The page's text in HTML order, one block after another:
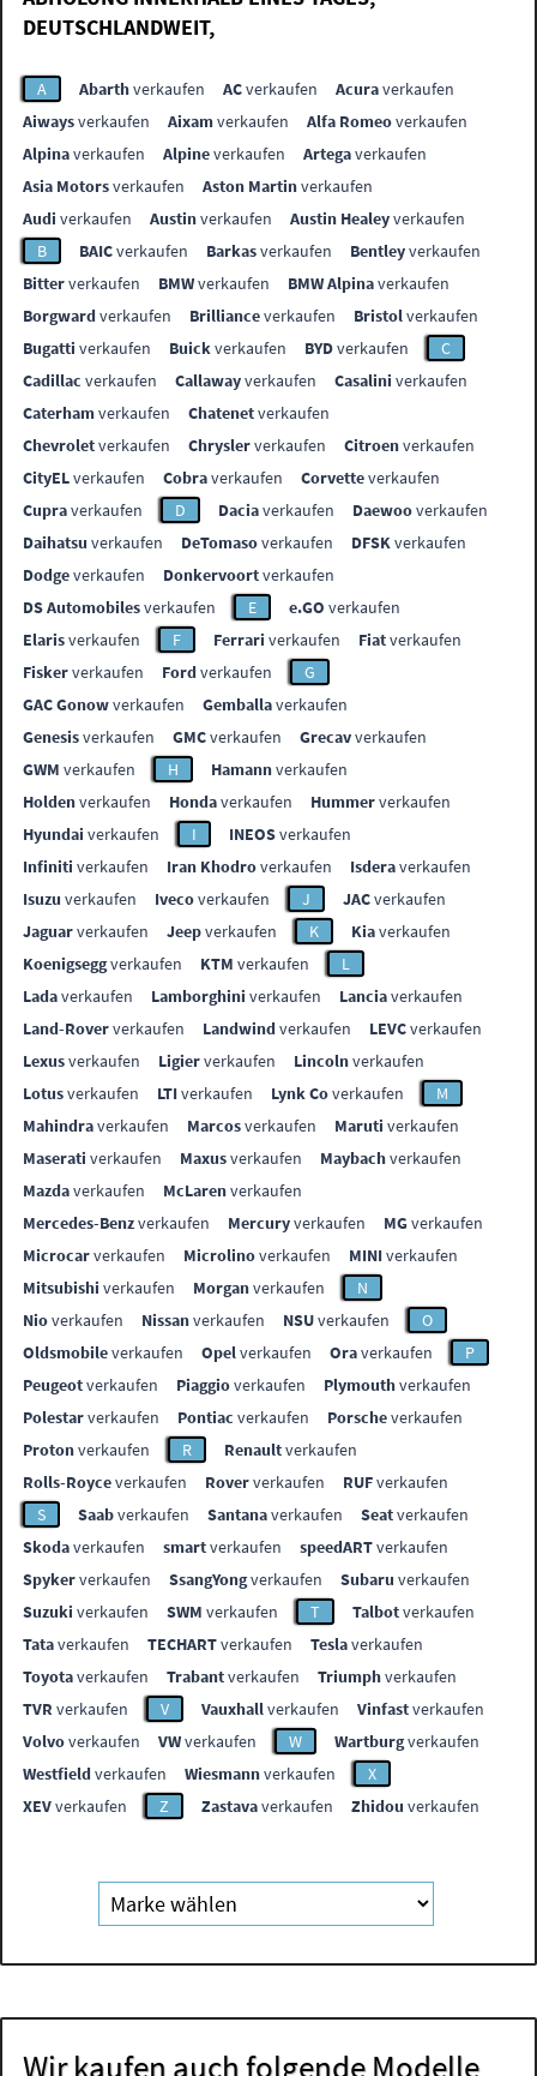
DEUTSCHLANDWEIT,
A Abarthverkaufen ACverkaufen Acuraverkaufen
Aiwaysverkaufen Aixamverkaufen Alfa Romeoverkaufen
Alpinaverkaufen Alpineverkaufen Artegaverkaufen
Asia Motorsverkaufen Aston Martinverkaufen
Audi verkaufen Austinverkaufen Austin Healeyverkaufen
B
BAICverkaufen Barkasverkaufen Bentleyverkaufen
Bitterverkaufen BMWverkaufen BMW Alpinaverkaufen
Borgwardverkaufen Brillianceverkaufen Bristolverkaufen
Bugatti verkaufen Buickverkaufen BYDverkaufen
C
Cadillac verkaufen Callawayverkaufen Casalini verkaufen
Caterhamverkaufen Chatenetverkaufen
Chevroletverkaufen Chryslerverkaufen Citroenverkaufen
CityELverkaufen Cobraverkaufen Corvetteverkaufen
Cupraverkaufen D Daciaverkaufen Daewooverkaufen
Daihatsu verkaufen DeTomasoverkaufen DFSKverkaufen
Dodgeverkaufen Donkervoortverkaufen
DS Automobilesverkaufen E e.GO verkaufen
Elarisverkaufen F Ferrari verkaufen Fiatverkaufen
Fiskerverkaufen Fordverkaufen
G
GAC Gonowverkaufen Gemballaverkaufen
Genesisverkaufen GMCverkaufen Grecavverkaufen
GWM verkaufen H Hamannverkaufen
Holdenverkaufen Hondaverkaufen Hummerverkaufen
Hyundai verkaufen I INEOSverkaufen
Infiniti verkaufen Iran Khodroverkaufen Isderaverkaufen
Isuzu verkaufen Ivecoverkaufen J JACverkaufen
Jaguarverkaufen Jeepverkaufen K Kiaverkaufen
Koenigseggverkaufen KTM verkaufen
L
Ladaverkaufen Lamborghini verkaufen Lanciaverkaufen
Land-Roververkaufen Landwindverkaufen LEVCverkaufen
Lexusverkaufen Ligierverkaufen Lincolnverkaufen
Lotusverkaufen LTIverkaufen Lynk Coverkaufen
M
Mahindraverkaufen Marcosverkaufen Maruti verkaufen
Maserati verkaufen Maxusverkaufen Maybachverkaufen
Mazdaverkaufen McLarenverkaufen
Mercedes-Benzverkaufen Mercuryverkaufen MGverkaufen
Microcarverkaufen Microlinoverkaufen MINIverkaufen
Mitsubishi verkaufen Morganverkaufen
N
Nioverkaufen Nissanverkaufen NSUverkaufen
O
Oldsmobileverkaufen Opelverkaufen Oraverkaufen
P
Peugeotverkaufen Piaggioverkaufen Plymouthverkaufen
Polestarverkaufen Pontiac verkaufen Porscheverkaufen
Protonverkaufen R Renaultverkaufen
Rolls-Royceverkaufen Roververkaufen RUFverkaufen
S
Saabverkaufen Santanaverkaufen Seatverkaufen
Skodaverkaufen smartverkaufen speedARTverkaufen
Spykerverkaufen SsangYongverkaufen Subaru verkaufen
Suzuki verkaufen SWM verkaufen T Talbotverkaufen
Tataverkaufen TECHARTverkaufen Teslaverkaufen
Toyotaverkaufen Trabantverkaufen Triumphverkaufen
TVR verkaufen V Vauxhallverkaufen Vinfastverkaufen
Volvoverkaufen VWverkaufen W Wartburgverkaufen
Westfieldverkaufen Wiesmannverkaufen
X
XEVverkaufen Z Zastavaverkaufen Zhidou verkaufen
Wir kaufen auch folgende Modelle